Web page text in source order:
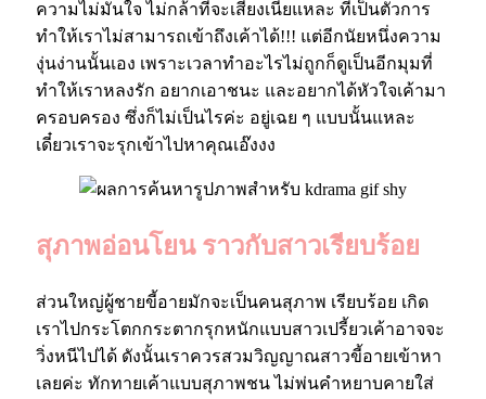
ความไม่มั่นใจ ไม่กล้าที่จะเสี่ยงเนี่ยแหละ ที่เป็นตัวการ
ทำให้เราไม่สามารถเข้าถึงเค้าได้!!! แต่อีกนัยหนึ่งความ
งุ่นง่านนั้นเอง เพราะเวลาทำอะไรไม่ถูกก็ดูเป็นอีกมุมที่
ทำให้เราหลงรัก อยากเอาชนะ และอยากได้หัวใจเค้ามา
ครอบครอง ซึ่งก็ไม่เป็นไรค่ะ อยู่เฉย ๆ แบบนั้นแหละ
เดี๋ยวเราจะรุกเข้าไปหาคุณเอ๊งงง
สุภาพอ่อนโยน ราวกับสาวเรียบร้อย
ส่วนใหญ่ผู้ชายขี้อายมักจะเป็นคนสุภาพ เรียบร้อย เกิด
เราไปกระโตกกระตากรุกหนักแบบสาวเปรี้ยวเค้าอาจจะ
วิ่งหนีไปได้ ดังนั้นเราควรสวมวิญญาณสาวขี้อายเข้าหา
เลยค่ะ ทักทายเค้าแบบสุภาพชน ไม่พ่นคำหยาบคายใส่